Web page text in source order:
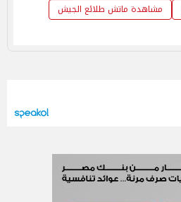
مشاهدة ماتش طلائع الجيش